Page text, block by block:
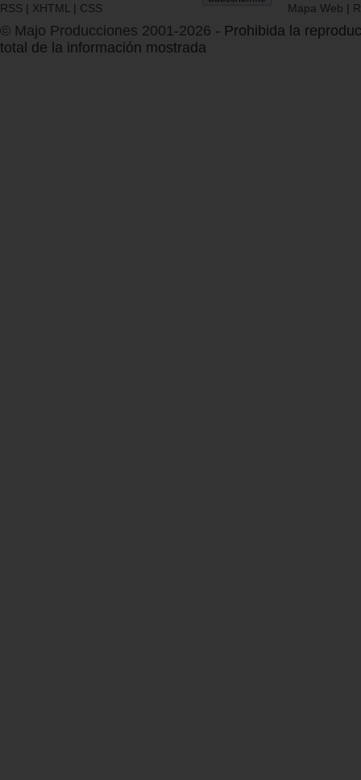
RSS | XHTML | CSS Mapa Web |
© Majo Producciones 2001-2026 - Prohibida la
total de la información mostrada